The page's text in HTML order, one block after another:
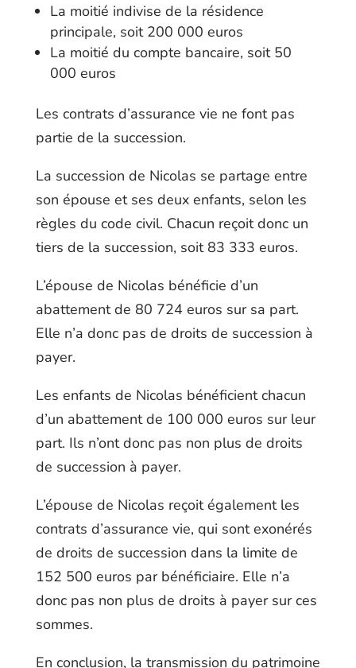
La moitié indivise de la résidence
principale, soit 200 000 euros
La moitié du compte bancaire, soit 50
000 euros
Les contrats d’assurance vie ne font pas
partie de la succession.
La succession de Nicolas se partage entre
son épouse et ses deux enfants, selon les
règles du code civil. Chacun reçoit donc un
tiers de la succession, soit 83 333 euros.
L’épouse de Nicolas bénéficie d’un
abattement de 80 724 euros sur sa part.
Elle n’a donc pas de droits de succession à
payer.
Les enfants de Nicolas bénéficient chacun
d’un abattement de 100 000 euros sur leur
part. Ils n’ont donc pas non plus de droits
de succession à payer.
L’épouse de Nicolas reçoit également les
contrats d’assurance vie, qui sont exonérés
de droits de succession dans la limite de
152 500 euros par bénéficiaire. Elle n’a
donc pas non plus de droits à payer sur ces
sommes.
En conclusion, la transmission du patrimoine